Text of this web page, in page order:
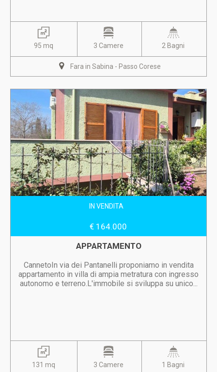
95 mq 3 Camere 2 Bagni
Fara in Sabina - Passo Corese
IN VENDITA
€ 164.000
APPARTAMENTO
CannetoIn via dei Pantanelli proponiamo in vendita
appartamento in villa di ampia metratura con ingresso
autonomo e terreno.L'immobile si sviluppa su unico...
131 mq 3 Camere 1 Bagni